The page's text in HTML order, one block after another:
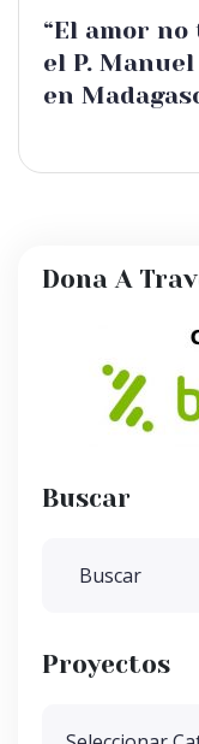
“El amor
el P.
en
Dona A
Buscar
Proyectos